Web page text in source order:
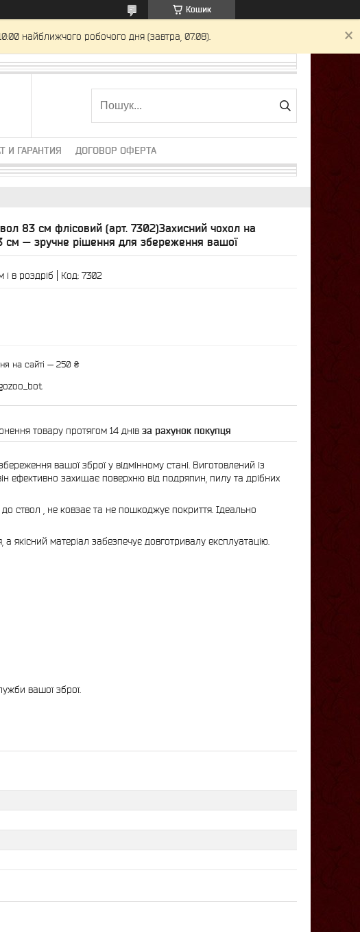
Кошик
найближчого робочого дня (завтра, 07.08).
И ГАРАНТИЯ ДОГОВОР ОФЕРТА
83 см флісовий (арт. 7302)Захисний чохол на
см — зручне рішення для збереження вашої
і в роздріб Код: 7302
на сайті — 250 ₴
товару протягом 14 днів за рахунок покупця
вашої зброї у відмінному стані. Виготовлений із
ефективно захищає поверхню від подряпин, пилу та дрібних
ствол , не ковзає та не пошкоджує покриття. Ідеально
матеріал забезпечує довготривалу експлуатацію.
вашої зброї.